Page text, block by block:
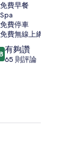
免費早餐
Spa
免費停車
免費無線上網
有夠讚
65 則評論